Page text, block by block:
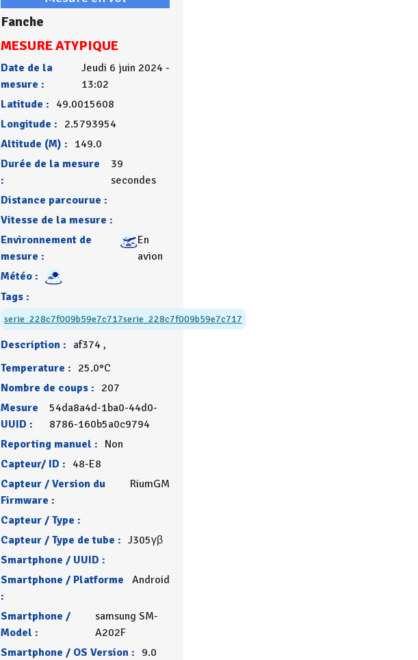
Fanche
MESURE ATYPIQUE
Date de la
mesure :
Jeudi 6 juin 2024 -
13:02
Latitude : 49.0015608
Longitude : 2.5793954
Altitude (M) : 149.0
Durée de la mesure
:
39
secondes
Distance parcourue :
Vitesse de la mesure :
Environnement de
mesure :
En
avion
Météo :
Tags :
serie_228c7f009b59e7c717serie_228c7f009b59e7c717
Description : af374 ,
Temperature : 25.0°C
Nombre de coups : 207
Mesure
UUID :
54da8a4d-1ba0-44d0-
8786-160b5a0c9794
Reporting manuel : Non
Capteur/ ID : 48-E8
Capteur / Version du
Firmware :
RiumGM
Capteur / Type :
Capteur / Type de tube : J305γβ
Smartphone / UUID :
Smartphone / Platforme
:
Android
Smartphone /
Model :
samsung SM-
A202F
Smartphone / OS Version : 9.0